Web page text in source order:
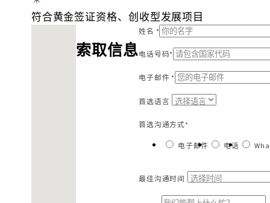
符合黄金签证资格、创收型发展项目
索取信息
姓名 *
电话号码*
电子邮件 *
首选语言
首选沟通方式*
电子邮件 电话
最佳沟通时间